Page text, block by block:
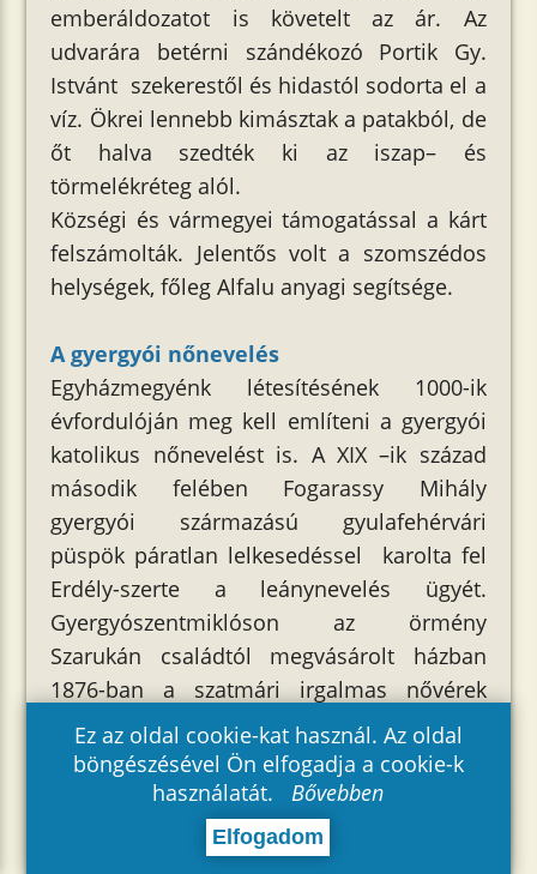
emberáldozatot is követelt az ár. Az
udvarára betérni szándékozó Portik Gy.
Istvánt szekerestől és hidastól sodorta el a
víz. Ökrei lennebb kimásztak a patakból, de
őt halva szedték ki az iszap– és
törmelékréteg alól.
Községi és vármegyei támogatással a kárt
felszámolták. Jelentős volt a szomszédos
helységek, főleg Alfalu anyagi segítsége.
A gyergyói nőnevelés
Egyházmegyénk létesítésének 1000-ik
évfordulóján meg kell említeni a gyergyói
katolikus nőnevelést is. A XIX –ik század
második felében Fogarassy Mihály
gyergyói származású gyulafehérvári
püspök páratlan lelkesedéssel karolta fel
Erdély-szerte a leánynevelés ügyét.
Gyergyószentmiklóson az örmény
Szarukán családtól megvásárolt házban
1876-ban a szatmári irgalmas nővérek
vezetése alatt leánynevelő intézetett
alapított és a tanító – nővérek ellátásáról
alapítvánnyal gondoskodott. 1892-ben az
intézet már polgári leányiskolává
emelkedett bentlakással. A kötelező
Ez az oldal cookie-kat használ. Az oldal
böngészésével Ön elfogadja a cookie-k
használatát.
Bővebben
Elfogadom